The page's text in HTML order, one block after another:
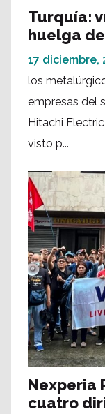
Turquía:
huelga
17 diciembre,
los
empresas del
Hitachi
visto p...
Nexperia
cuatro